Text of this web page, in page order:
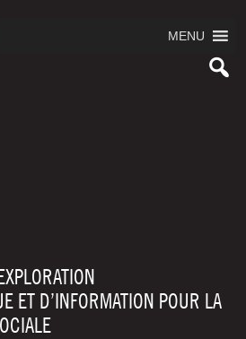
MENU
ET D’INFORMATION POUR LA